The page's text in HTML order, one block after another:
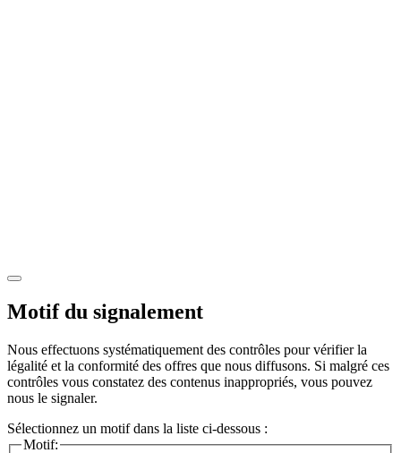
Motif du signalement
Nous effectuons systématiquement des contrôles pour vérifier la
légalité et la conformité des offres que nous diffusons. Si malgré ces
contrôles vous constatez des contenus inappropriés, vous pouvez
nous le signaler.
Sélectionnez un motif dans la liste ci-dessous :
Motif: